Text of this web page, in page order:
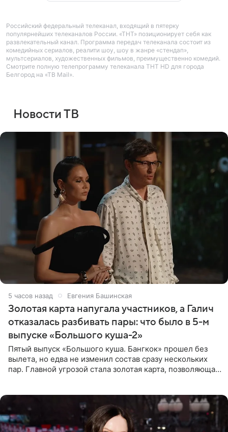
Российский федеральный телеканал, входящий в пятерку
популярнейших телеканалов России. «ТНТ» позиционирует себя как
развлекательный канал. Программа передач телеканала состоит из
комедийных сериалов, реалити шоу, шоу в жанре «стендап»,
мультсериалов, художественных фильмов, преимущественно комедий.
Смотрите полную телепрограмму телеканала ТНТ HD для города
Белгород на «ТВ Mail».
Новости ТВ
5 часов назад Евгения Башинская
Золотая карта напугала участников, а Галич
отказалась разбивать пары: что было в 5-м
выпуске «Большого куша-2»
Пятый выпуск «Большого куша. Бангкок» прошел без
вылета, но едва не изменил состав сразу нескольких
пар. Главной угрозой стала золотая карта, позволяющая